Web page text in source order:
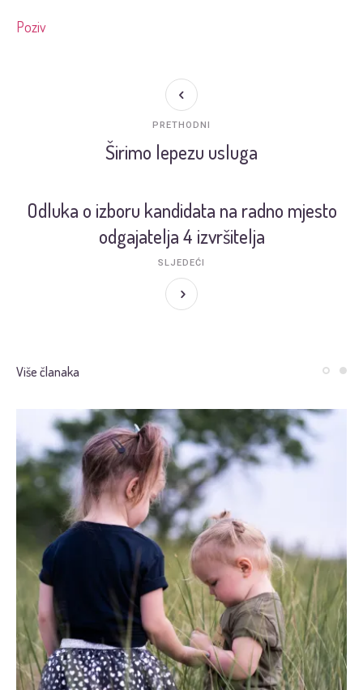
Poziv
Širimo lepezu usluga
PRETHODNI
Odluka o izboru kandidata na radno mjesto
odgajatelja 4 izvršitelja
SLJEDEĆI
Više članaka